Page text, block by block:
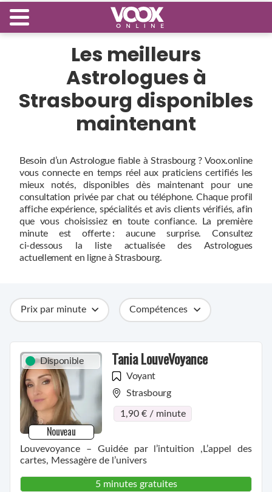
Les meilleurs
Astrologues à
Strasbourg disponibles
maintenant
Besoin d’un Astrologue fiable à Strasbourg ? Voox.online
vous connecte en temps réel aux praticiens certifiés les
mieux notés, disponibles dès maintenant pour une
consultation privée par chat ou téléphone. Chaque profil
affiche expérience, spécialités et avis clients vérifiés, afin
que vous choisissiez en toute confiance. La première
minute est offerte : aucune surprise. Consultez
ci‑dessous la liste actualisée des Astrologues
actuellement en ligne à Strasbourg.
Prix par minute
Catégories
Métiers
Compétences
Disponible
Nouveau
Tania LouveVoyance
Voyant
Strasbourg
1,90 € / minute
Louvevoyance – Guidée par l’intuition ,L’appel des
cartes, Messagère de l’univers
5 minutes gratuites